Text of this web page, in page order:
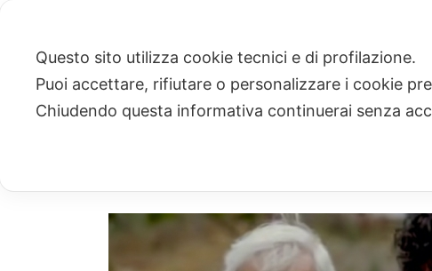
ARCHIVIO
Questo sito utilizza cookie tecnici e di profilazione.
Puoi accettare, rifiutare o personalizzare i cookie
Chiudendo questa informativa continuerai senza